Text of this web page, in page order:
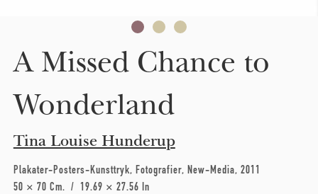
A Missed Chance to
Wonderland
Tina Louise Hunderup
Plakater-Posters-Kunsttryk Fotografier New-Media 2011
50 × 70 Cm
19.69 × 27.56 In